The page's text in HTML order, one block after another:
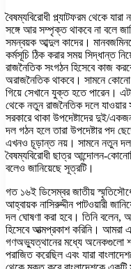
বৈষম্যবিরোধী প্ল্যাটফরম থেকে
সঙ্গে আর সম্পৃক্ত থাকবে না বলে
সমন্বয়ক আব্দুল কাদের।
কর্মসূচি ঠিক করার সময় সিদ্ধান্ত
রাজনৈতিক সংগঠন হিসেবে কাজ
অরাজনৈতিক থাকবে। সামনে
গিয়ে সেখানে যুক্ত হতে পারেন।
থেকে নতুন রাজনৈতিক দলে
সরকারে থাকা উপদেষ্টাদের দুই/
দল গঠন হলে তারা উপদেষ্টার পদ
এখনও চূড়ান্ত নয়। সামনে নতুন দল
বৈষম্যবিরোধী ছাত্র আন্দোলন-
বলেও জানিয়েছে সূত্রটি।
গত ১৬ই ডিসেম্বর জাতীয়
আহ্বায়ক নাসিরুদ্দীন পাটওয়ারী
দল ঘোষণা করা হবে। তিনি বলেন,
হিসেবে আত্মপ্রকাশ করিনি।
গণঅভ্যুত্থানের মধ্যে অনেকগুলো
পরাজিত করেছিল এবং যারা